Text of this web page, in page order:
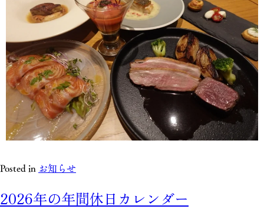
Posted in お知らせ
2026年の年間休日カレンダー